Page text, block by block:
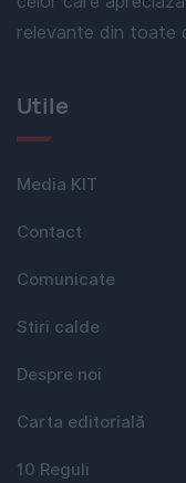
relevante din toate
Utile
Media KIT
Contact
Comunicate
Stiri calde
Despre noi
Carta editorială
10 Reguli